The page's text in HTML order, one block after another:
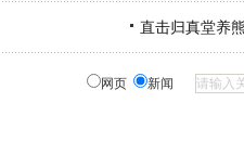
直击归真堂养
网页 新闻